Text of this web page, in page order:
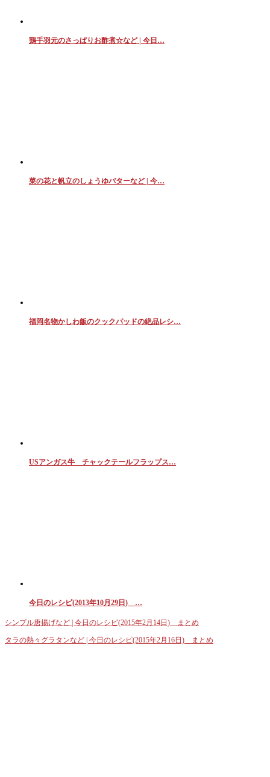
鶏手羽元のさっぱりお酢煮☆など | 今日…
菜の花と帆立のしょうゆバターなど | 今…
福岡名物かしわ飯のクックパッドの絶品レシ…
USアンガス牛 チャックテールフラップス…
今日のレシピ(2013年10月29日) …
シンプル唐揚げなど | 今日のレシピ(2015年2月14日) まとめ
タラの熱々グラタンなど | 今日のレシピ(2015年2月16日) まとめ